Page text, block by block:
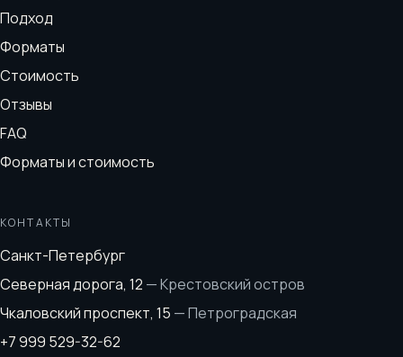
Подход
Форматы
Стоимость
Отзывы
FAQ
Форматы и стоимость
КОНТАКТЫ
Санкт-Петербург
Северная дорога, 12 —Крестовский остров
Чкаловский проспект, 15 —Петроградская
+7 999 529-32-62